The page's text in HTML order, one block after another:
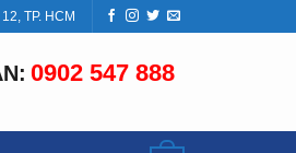
TP. HCM
0902 547 888